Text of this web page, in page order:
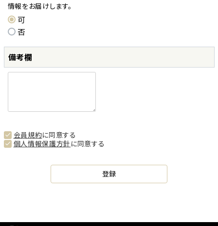
可
否
情報をお届けします。
備考欄
会員規約に同意する
個人情報保護方針 に同意する
登録